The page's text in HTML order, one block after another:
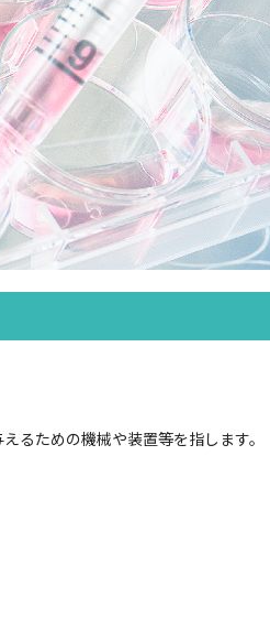
るための機械や装置等を指します。